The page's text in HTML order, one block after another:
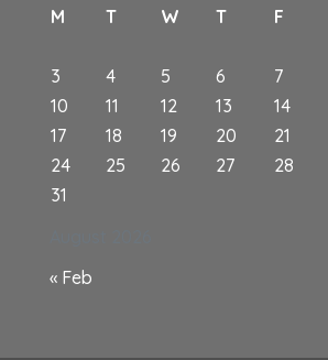
M T W T F
3
4 5 6 7
10
11 12 13 14
17
18 19 20 21
24
25 26 27 28
31
« Feb